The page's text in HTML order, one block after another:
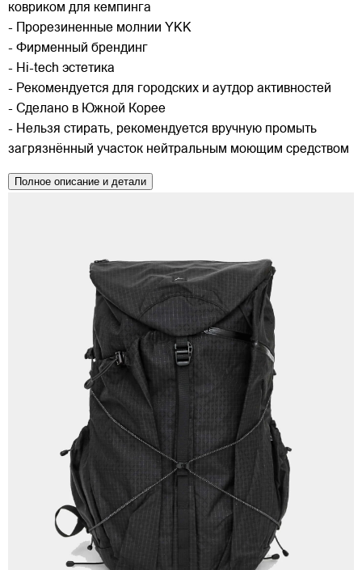
ковриком для кемпинга
- Прорезиненные молнии YKK
- Фирменный брендинг
- Hi-tech эстетика
- Рекомендуется для городских и аутдор активностей
- Сделано в Южной Корее
- Нельзя стирать, рекомендуется вручную промыть
загрязнённый участок нейтральным моющим средством
Полное описание и детали